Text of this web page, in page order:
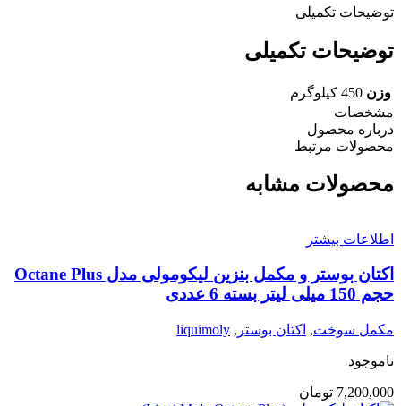
توضیحات تکمیلی
توضیحات تکمیلی
وزن 450 کیلوگرم
مشخصات
درباره محصول
محصولات مرتبط
محصولات مشابه
اطلاعات بیشتر
اکتان بوستر و مکمل بنزین لیکومولی مدل Octane Plus
حجم 150 میلی لیتر بسته 6 عددی
مکمل سوخت, اکتان بوستر ,
liquimoly
ناموجود
7,200,000 تومان